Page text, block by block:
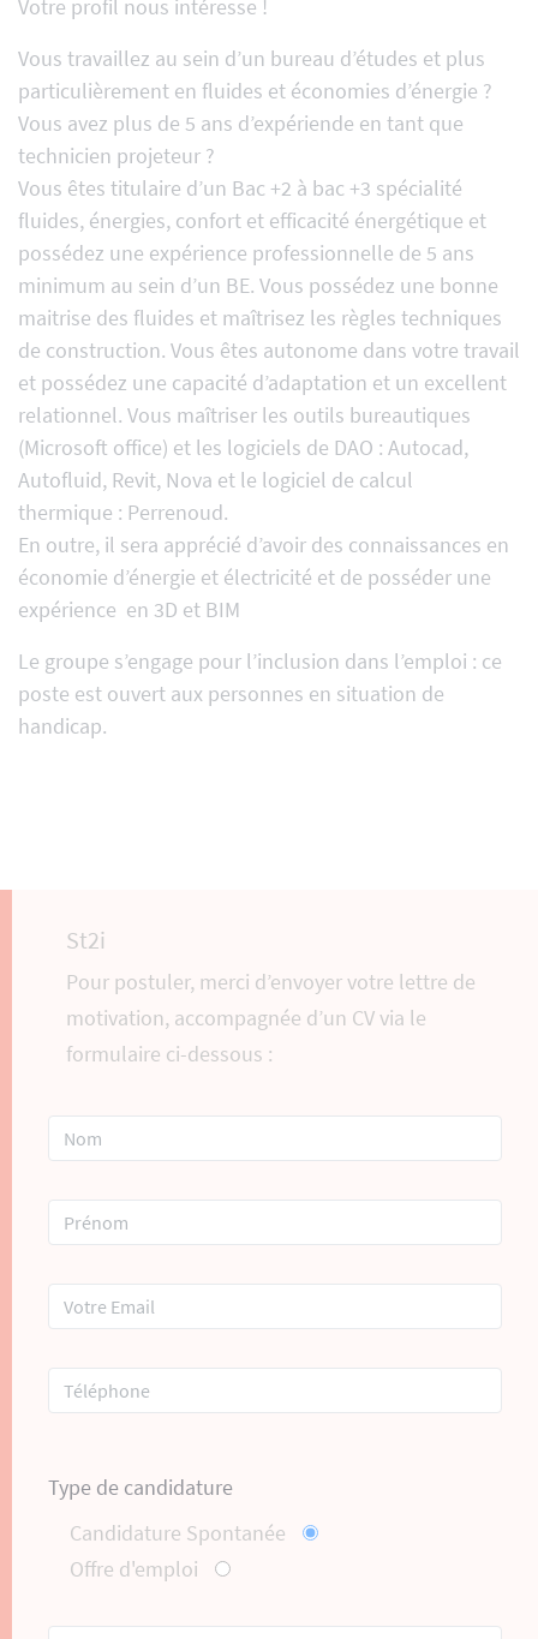
Votre profil nous intéresse !
Vous travaillez au sein d’un bureau d’études et plus
particulièrement en fluides et économies d’énergie ?
Vous avez plus de 5 ans d’expériende en tant que
technicien projeteur ?
Vous êtes titulaire d’un Bac +2 à bac +3 spécialité
fluides, énergies, confort et efficacité énergétique et
possédez une expérience professionnelle de 5 ans
minimum au sein d’un BE. Vous possédez une bonne
maitrise des fluides et maîtrisez les règles techniques
de construction. Vous êtes autonome dans votre travail
et possédez une capacité d’adaptation et un excellent
relationnel. Vous maîtriser les outils bureautiques
(Microsoft office) et les logiciels de DAO : Autocad,
Autofluid, Revit, Nova et le logiciel de calcul
thermique : Perrenoud.
En outre, il sera apprécié d’avoir des connaissances en
économie d’énergie et électricité et de posséder une
expérience en 3D et BIM
Le groupe s’engage pour l’inclusion dans l’emploi : ce
poste est ouvert aux personnes en situation de
handicap.
St2i
Pour postuler, merci d’envoyer votre lettre de
motivation, accompagnée d’un CV via le
formulaire ci-dessous :
Type de candidature
Candidature Spontanée
Offre d'emploi